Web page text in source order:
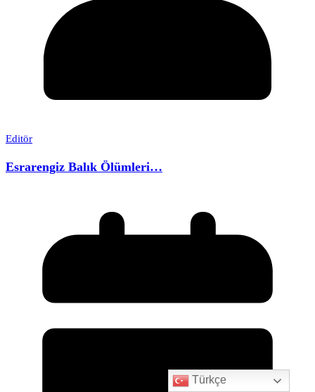
Editör
Esrarengiz Balık Ölümleri…
Türkçe